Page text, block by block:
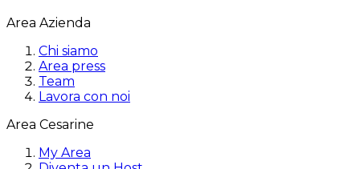
Area Azienda
Chi siamo
Area press
Team
Lavora con noi
Area Cesarine
My Area